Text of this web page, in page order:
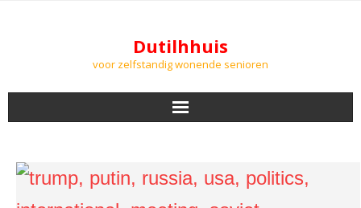
Dutilhhuis
voor zelfstandig wonende senioren
BEWONERS